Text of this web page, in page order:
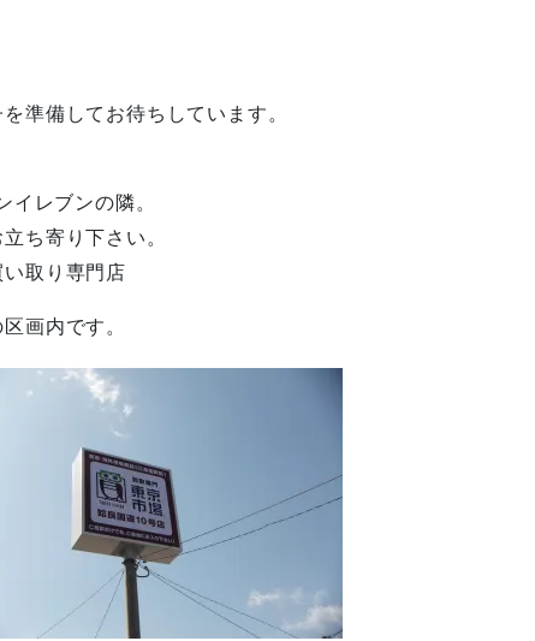
準備してお待ちしています。
レブンの隣。
ち寄り下さい。
取り専門店
画内です。